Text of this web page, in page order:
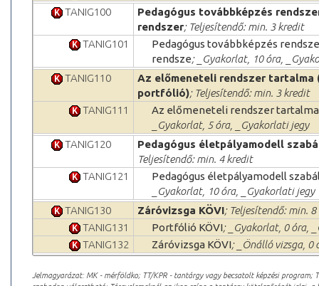
TANIG100
Pedagógus továbbképzés
rendszer; Teljesítendő: min. 3 kredit
TANIG101
Pedagógus továbbképzés
rendsze; _Gyakorlat, 10 óra,
TANIG110
Az előmeneteli rendszer
portfólió); Teljesítendő: min. 3 kredit
TANIG111
Az előmeneteli rendszer
_Gyakorlat, 5 óra, _Gyakorlati jegy
TANIG120
Pedagógus életpályamodell
Teljesítendő: min. 4 kredit
TANIG121
Pedagógus életpályamodell
_Gyakorlat, 10 óra, _Gyakorlati jegy
TANIG130
Záróvizsga KÖVI; Teljesítendő: min.
TANIG131
Portfólió KÖVI; _Gyakorlat, 0 óra,
TANIG132
Záróvizsga KÖVI; _Önálló vizsga, 0
Jelmagyarázat: MK - mérföldko; TT/KPR - tantárgy vagy becsatolt képzési program;